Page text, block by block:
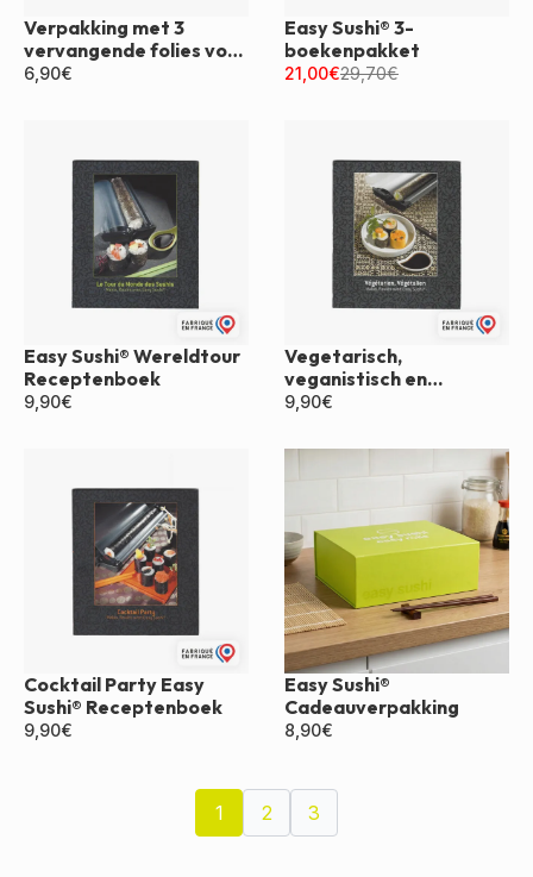
Verpakking met 3
vervangende folies voor
Easy Sushi®
6,90€
Easy Sushi® 3-
boekenpakket
21,00€29,70€
Easy Sushi® Wereldtour
Receptenboek
9,90€
Vegetarisch,
veganistisch en
makkelijk sushi-
9,90€
Cocktail Party Easy
Sushi® Receptenboek
9,90€
Easy Sushi®
Cadeauverpakking
8,90€
1 2 3